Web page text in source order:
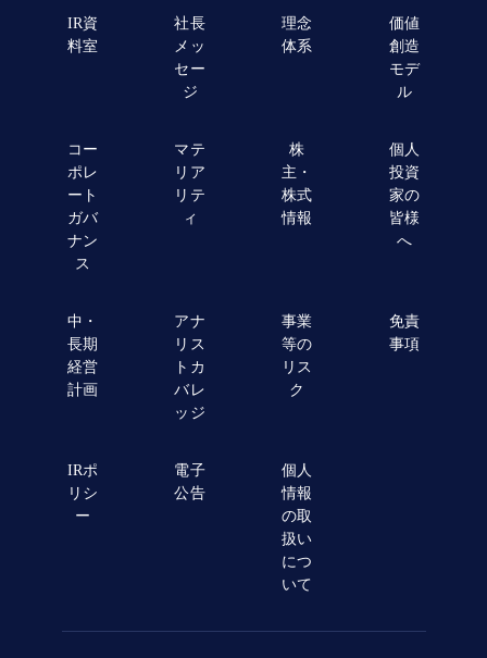
IR資
料室
社長
メッ
セー
ジ
理念
体系
価値
創造
モデ
ル
コー
ポレ
ート
ガバ
ナン
ス
マテ
リア
リテ
ィ
株
主・
株式
情報
個人
投資
家の
皆様
へ
中・
長期
経営
計画
アナ
リス
トカ
バレ
ッジ
事業
等の
リス
ク
免責
事項
IRポ
リシ
ー
電子
公告
個人
情報
の取
扱い
につ
いて